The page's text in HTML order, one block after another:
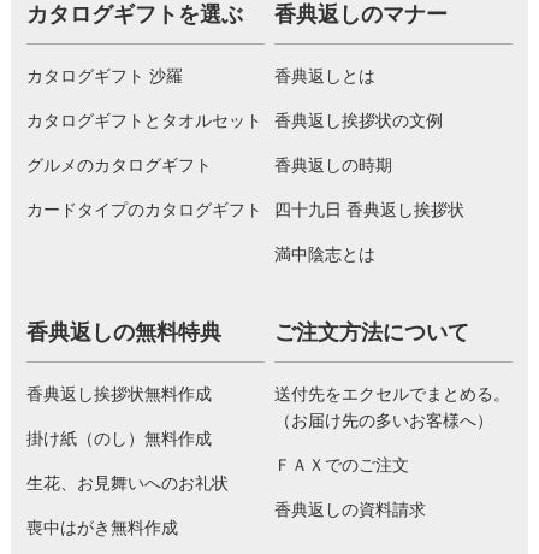
カタログギフトを選ぶ
カタログギフト 沙羅
カタログギフトとタオルセット
グルメのカタログギフト
カードタイプのカタログギフト
香典返しのマナー
香典返しとは
香典返し挨拶状の文例
香典返しの時期
四十九日 香典返し挨拶状
満中陰志とは
香典返しの無料特典
香典返し挨拶状無料作成
掛け紙（のし）無料作成
生花、お見舞いへのお礼状
喪中はがき無料作成
ご注文方法について
送付先をエクセルでまとめる。
（お届け先の多いお客様へ）
ＦＡＸでのご注文
香典返しの資料請求